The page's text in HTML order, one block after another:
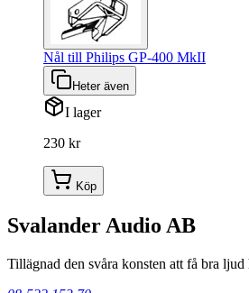
Nål till Philips GP-400 MkII
Heter även
I lager
230 kr
Köp
Svalander Audio AB
Tillägnad den svåra konsten att få bra ljud